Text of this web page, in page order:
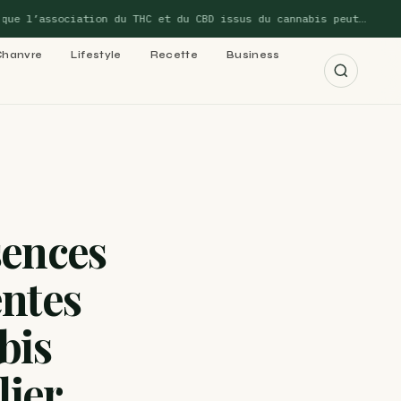
du THC et du CBD issus du cannabis peut…
Lifestyle Recette Business
: le
: le